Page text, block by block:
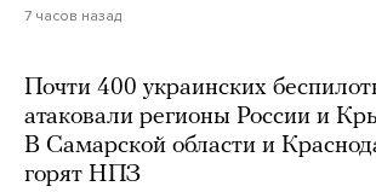
7 часов назад
Почти 400 украинских
атаковали регионы России и
В Самарской области и
горят НПЗ